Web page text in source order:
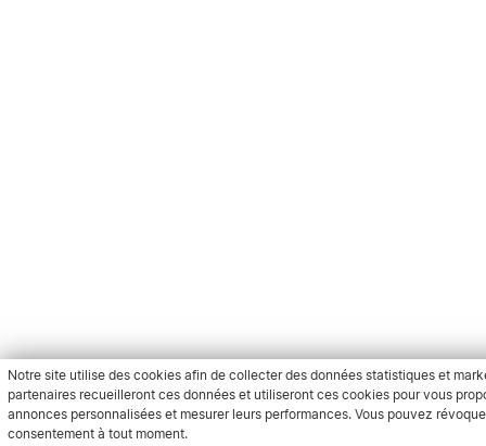
Notre site utilise des cookies afin de collecter des données statistiques et
partenaires recueilleront ces données et utiliseront ces cookies pour vous
annonces personnalisées et mesurer leurs performances. Vous pouvez
consentement à tout moment.